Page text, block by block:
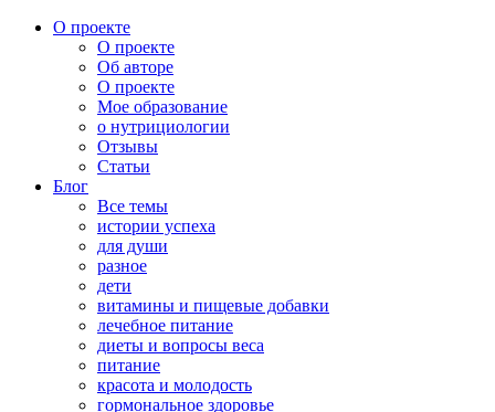
О проекте
О проекте
Об авторе
О проекте
Мое образование
о нутрициологии
Отзывы
Статьи
Блог
Все темы
истории успеха
для души
разное
дети
витамины и пищевые добавки
лечебное питание
диеты и вопросы веса
питание
красота и молодость
гормональное здоровье